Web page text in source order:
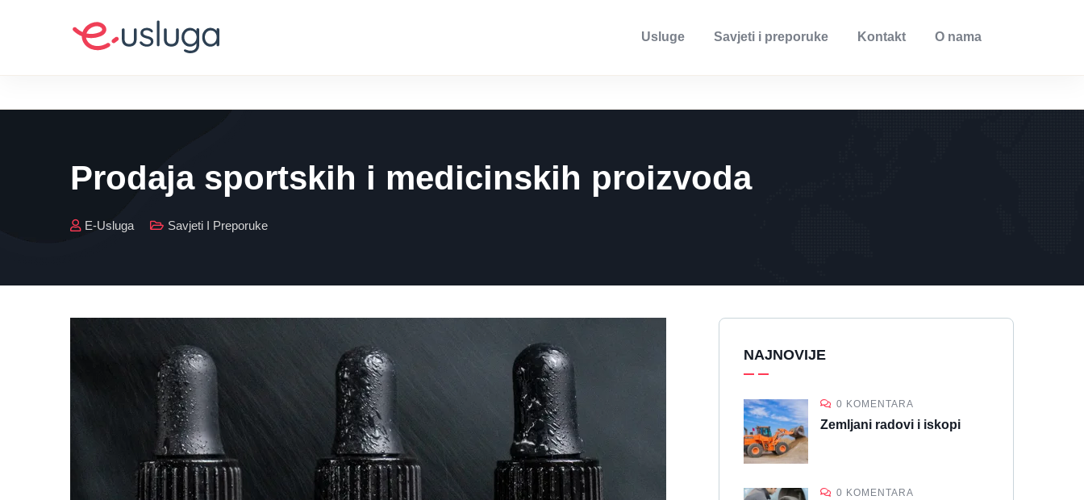
Usluge Savjeti i preporuke Kontakt O nama
Prodaja sportskih i medicinskih proizvoda
E-Usluga Savjeti I Preporuke
NAJNOVIJE
0 KOMENTARA
Zemljani radovi i iskopi
0 KOMENTARA